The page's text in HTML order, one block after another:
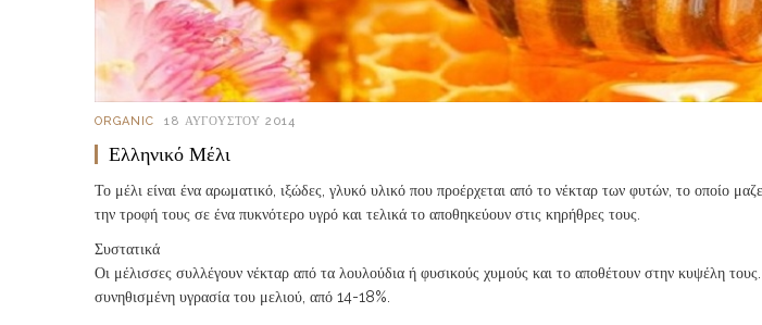
ORGANIC 18 ΑΥΓΟΎΣΤΟΥ 2014
Ελληνικό Μέλι
Το μέλι είναι ένα αρωματικό, ιξώδες, γλυκό υλικό που προέρχεται από το νέκταρ των φυτών, το οποίο
την τροφή τους σε ένα πυκνότερο υγρό και τελικά το αποθηκεύουν στις κηρήθρες τους.
Συστατικά
Οι μέλισσες συλλέγουν νέκταρ από τα λουλούδια ή φυσικούς χυμούς και το αποθέτουν στην κυψέλη τους.
συνηθισμένη υγρασία του μελιού, από 14-18%.